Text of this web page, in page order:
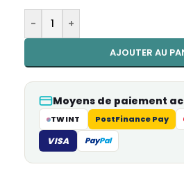
- +
AJOUTER AU
Moyens de paiement
TWINT PostFinance Pay
VISA PayPal